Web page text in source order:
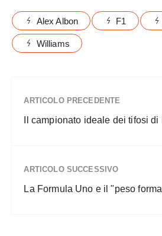
Alex Albon F1
Williams
ARTICOLO PRECEDENTE
Il campionato ideale dei tifosi di
ARTICOLO SUCCESSIVO
La Formula Uno e il "peso